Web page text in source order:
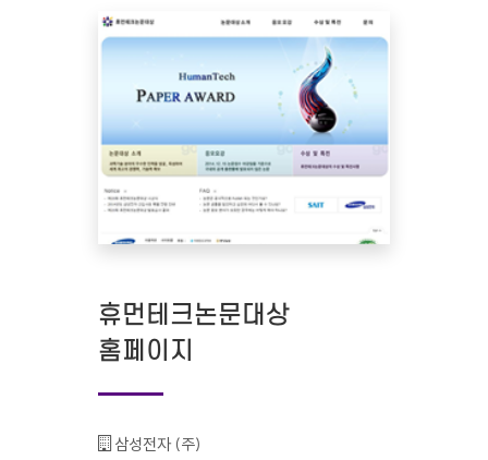
휴먼테크논문대상
홈페이지
기관명 :
삼성전자 (주)